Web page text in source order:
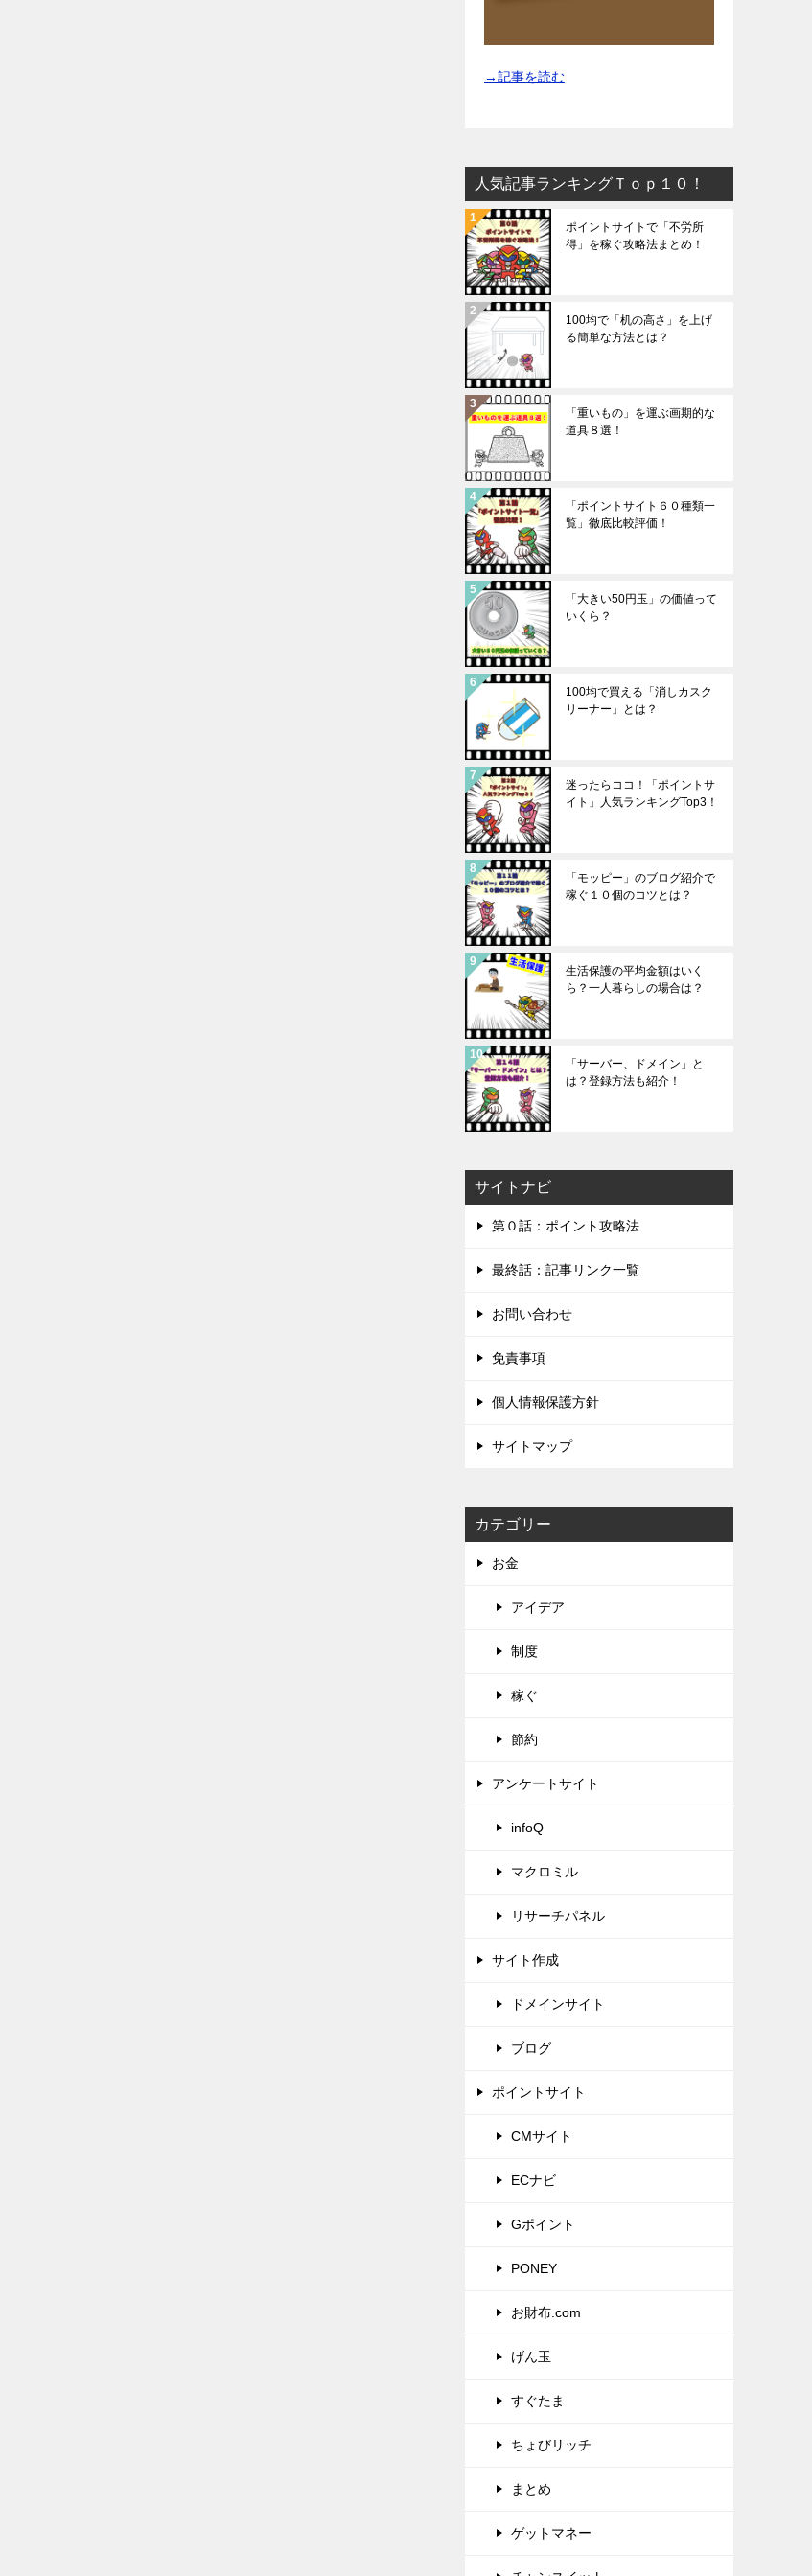
→記事を読む
人気記事ランキングＴｏｐ１０！
ポイントサイトで「不労所
得」を稼ぐ攻略法まとめ！
100均で「机の高さ」を上げ
る簡単な方法とは？
「重いもの」を運ぶ画期的な
道具８選！
「ポイントサイト６０種類一
覧」徹底比較評価！
「大きい50円玉」の価値って
いくら？
100均で買える「消しカスク
リーナー」とは？
迷ったらココ！「ポイントサ
イト」人気ランキングTop3！
「モッピー」のブログ紹介で
稼ぐ１０個のコツとは？
生活保護の平均金額はいく
ら？一人暮らしの場合は？
「サーバー、ドメイン」と
は？登録方法も紹介！
サイトナビ
第０話：ポイント攻略法
最終話：記事リンク一覧
お問い合わせ
免責事項
個人情報保護方針
サイトマップ
カテゴリー
お金
アイデア
制度
稼ぐ
節約
アンケートサイト
infoQ
マクロミル
リサーチパネル
サイト作成
ドメインサイト
ブログ
ポイントサイト
CMサイト
ECナビ
Gポイント
PONEY
お財布.com
げん玉
すぐたま
ちょびリッチ
まとめ
ゲットマネー